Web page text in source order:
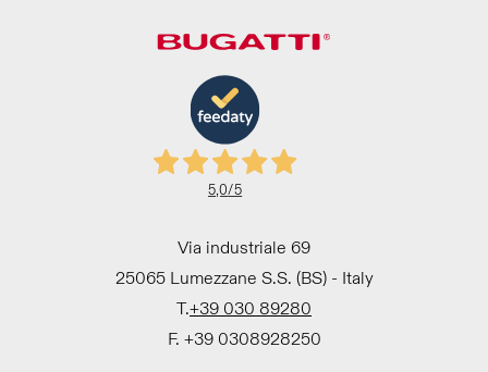
5,0/5
Via industriale 69
25065 Lumezzane S.S. (BS) - Italy
T.+39 030 89280
F. +39 0308928250